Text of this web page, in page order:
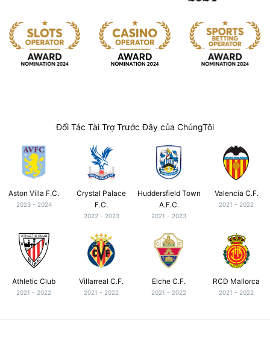
Đối Tác Tài Trợ Trước Đây của ChúngTôi
Aston Villa F.C.
2023 - 2024
Crystal Palace
F.C.
2022 - 2023
Huddersfield Town
A.F.C.
2021 - 2023
Valencia C.F.
2021 - 2022
Athletic Club
2021 - 2022
Villarreal C.F.
2021 - 2022
Elche C.F.
2021 - 2022
RCD Mallorca
2021 - 2022